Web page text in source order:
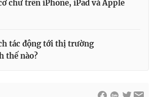
VTV:024.66 897 897
chữ trên iPhone, iPad và Apple
tác động tới thị trường
thế nào?